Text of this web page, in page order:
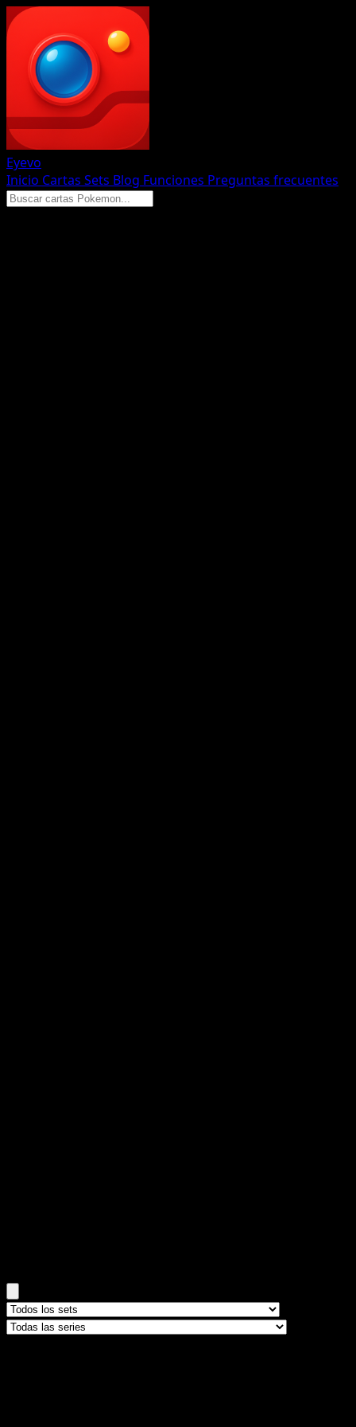
Eyevo
Inicio Cartas Sets Blog Funciones Preguntas frecuentes